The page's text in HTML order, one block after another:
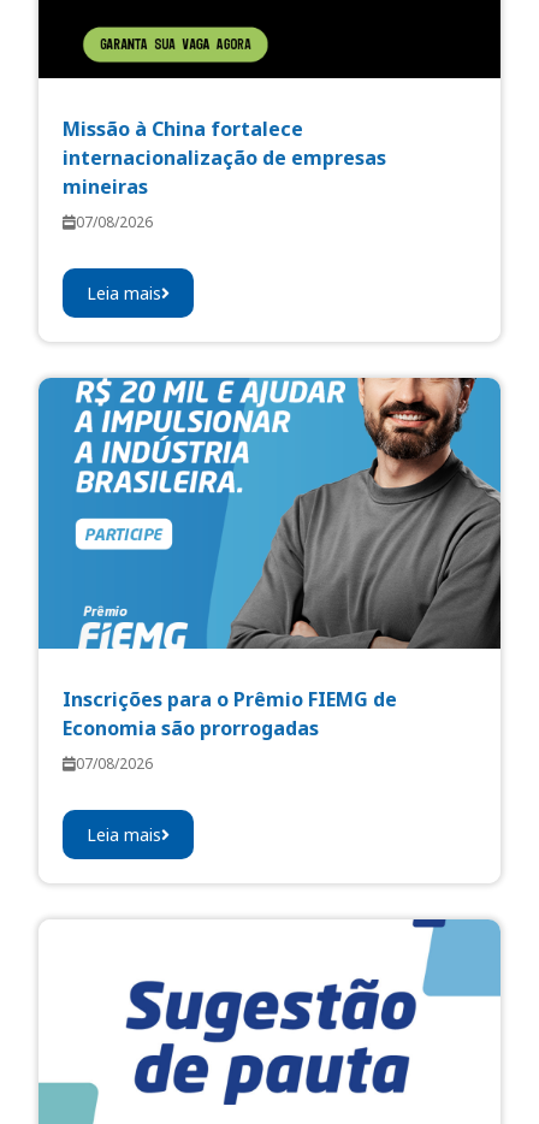
Missão à China fortalece
internacionalização de empresas
mineiras
07/08/2026
Leia mais
Inscrições para o Prêmio FIEMG de
Economia são prorrogadas
07/08/2026
Leia mais